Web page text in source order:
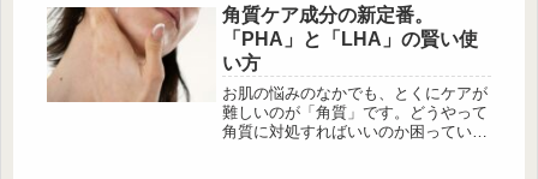
「心をリセットする時間」と考える人
も増えてきました。 今回は、このス
キニフィケーションの考え方にぴった
り寄り添う新ブランド「non
haru:home（ノンハル ホーム）」をご
紹介します。 “泡で包む”W泡設計がも
たらす、摩擦レスの新体験 出
典:beautyまとめ...
角質ケア成分の新定番。
「PHA」と「LHA」の賢い使
い方
お肌の悩みのなかでも、とくにケアが
難しいのが「角質」です。どうやって
角質に対処すればいいのか困っている